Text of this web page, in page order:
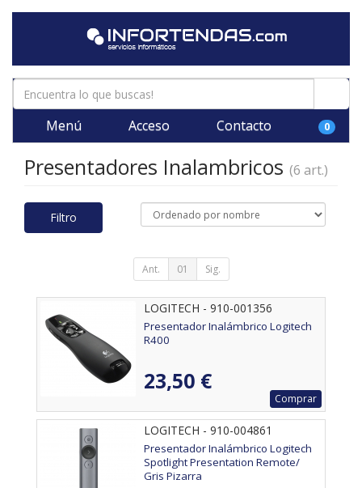
Menú Acceso Contacto 0
Presentadores Inalambricos (6 art.)
Filtro
Ant. 01 Sig.
LOGITECH - 910-001356
Presentador Inalámbrico Logitech
R400
23,50 €
Comprar
LOGITECH - 910-004861
Presentador Inalámbrico Logitech
Spotlight Presentation Remote/
Gris Pizarra